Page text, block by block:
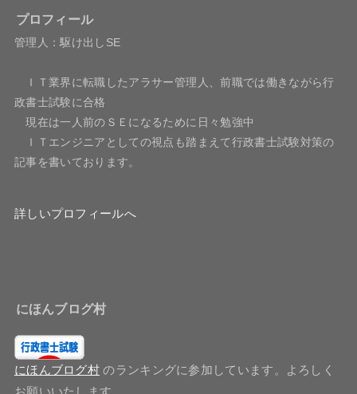
プロフィール
管理人：駆け出しSE
ＩＴ業界に転職したアラサー管理人、前職では働きながら行
政書士試験に合格
現在は一人前のＳＥになるために日々勉強中
ＩＴエンジニアとしての視点も踏まえて行政書士試験対策の
記事を書いております。
詳しいプロフィールへ
にほんブログ村
にほんブログ村 のランキングに参加しています。よろしく